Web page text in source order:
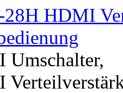
HDMI